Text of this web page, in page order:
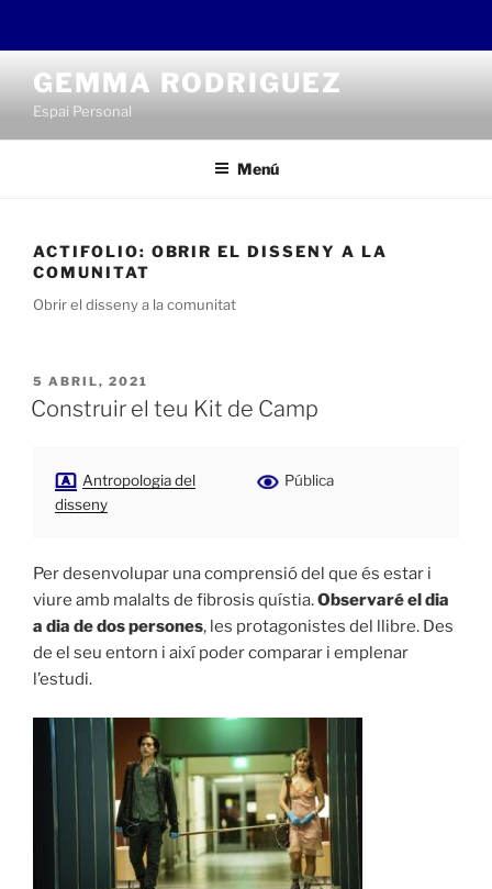
contenido
GEMMA RODRIGUEZ
Espai Personal
Menú
ACTIFOLIO: OBRIR EL DISSENY A LA
COMUNITAT
Obrir el disseny a la comunitat
PUBLICADO
EL
5 ABRIL, 2021
Construir el teu Kit de Camp
Antropologia del
disseny
Pública
Per desenvolupar una comprensió del que és estar i
viure amb malalts de fibrosis quístia.Observaré el dia
a dia de dos persones, les protagonistes del llibre. Des
de el seu entorn i així poder comparar i emplenar
l’estudi.